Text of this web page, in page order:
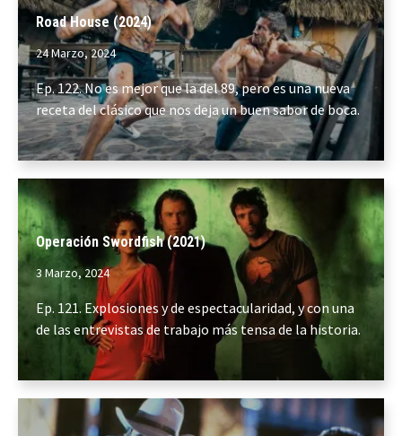
Road House (2024)
24 Marzo, 2024
Ep. 122. No es mejor que la del 89, pero es una nueva
receta del clásico que nos deja un buen sabor de boca.
Operación Swordfish (2021)
3 Marzo, 2024
Ep. 121. Explosiones y de espectacularidad, y con una
de las entrevistas de trabajo más tensa de la historia.